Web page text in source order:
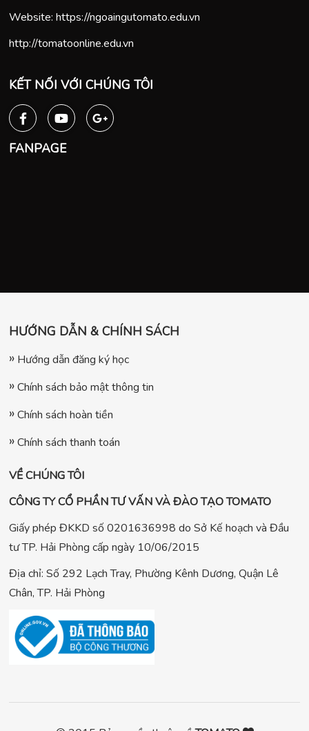
Website: https://ngoaingutomato.edu.vn
http://tomatoonline.edu.vn
KẾT NỐI VỚI CHÚNG TÔI
FANPAGE
HƯỚNG DẪN & CHÍNH SÁCH
Hướng dẫn đăng ký học
Chính sách bảo mật thông tin
Chính sách hoàn tiền
Chính sách thanh toán
VỀ CHÚNG TÔI
CÔNG TY CỔ PHẦN TƯ VẤN VÀ ĐÀO TẠO TOMATO
Giấy phép ĐKKD số 0201636998 do Sở Kế hoạch và Đầu
tư TP. Hải Phòng cấp ngày 10/06/2015
Địa chỉ: Số 292 Lạch Tray, Phường Kênh Dương, Quận Lê
Chân, TP. Hải Phòng